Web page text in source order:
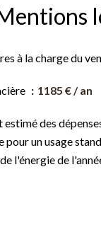
à la charge du
1185 € / an
des
pour un usage
l'énergie de